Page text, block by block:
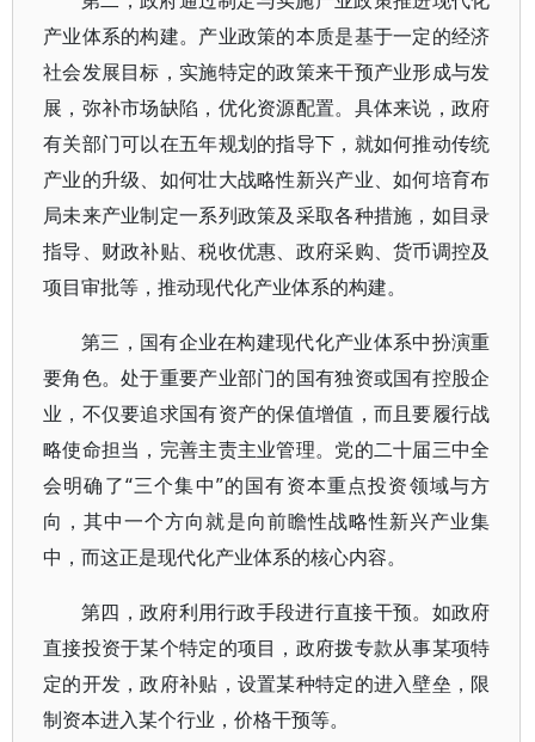
产业体系的构建。产业政策的本质是基于一定的经济
社会发展目标，实施特定的政策来干预产业形成与发
展，弥补市场缺陷，优化资源配置。具体来说，政府
有关部门可以在五年规划的指导下，就如何推动传统
产业的升级、如何壮大战略性新兴产业、如何培育布
局未来产业制定一系列政策及采取各种措施，如目录
指导、财政补贴、税收优惠、政府采购、货币调控及
项目审批等，推动现代化产业体系的构建。
第三，国有企业在构建现代化产业体系中扮演重
要角色。处于重要产业部门的国有独资或国有控股企
业，不仅要追求国有资产的保值增值，而且要履行战
略使命担当，完善主责主业管理。党的二十届三中全
会明确了“三个集中”的国有资本重点投资领域与方
向，其中一个方向就是向前瞻性战略性新兴产业集
中，而这正是现代化产业体系的核心内容。
第四，政府利用行政手段进行直接干预。如政府
直接投资于某个特定的项目，政府拨专款从事某项特
定的开发，政府补贴，设置某种特定的进入壁垒，限
制资本进入某个行业，价格干预等。